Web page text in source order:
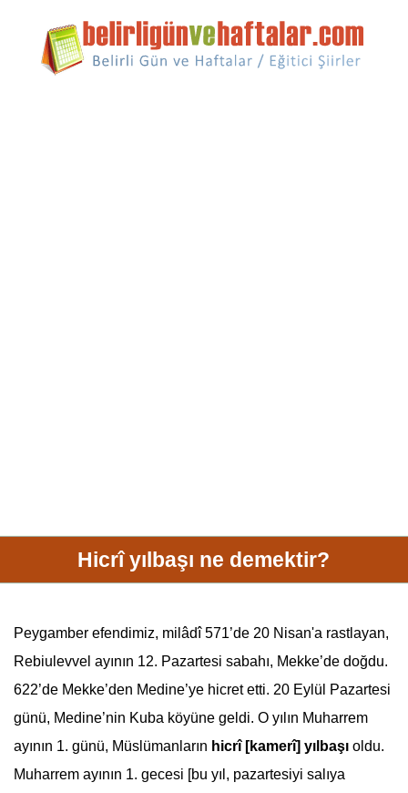
Hicrî yılbaşı ne demektir?
Peygamber efendimiz, milâdî 571’de 20 Nisan'a rastlayan,
Rebiulevvel ayının 12. Pazartesi sabahı, Mekke’de doğdu.
622’de Mekke’den Medine’ye hicret etti. 20 Eylül Pazartesi
günü, Medine’nin Kuba köyüne geldi. O yılın Muharrem
ayının 1. günü, Müslümanların hicrî [kamerî] yılbaşıoldu.
Muharrem ayının 1. gecesi [bu yıl, pazartesiyi salıya